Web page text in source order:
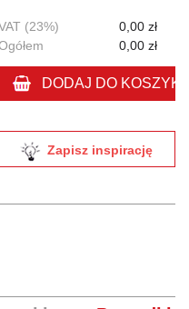
(23%)
0,00 zł
0,00 zł
DODAJ DO
Zapisz inspirację